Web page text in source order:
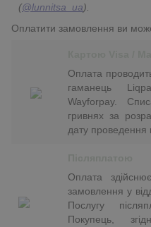
(@lunnitsa_ua).
Оплатити замовлення ви
Оплата
гаманець
Wayforpay.
гривнях за
дату проведення
Оплата
замовлення у
Послугу
Покупець,